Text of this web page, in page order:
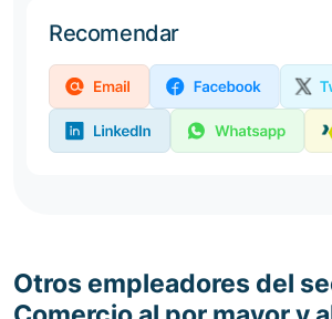
Recomendar
Otros empleadores del